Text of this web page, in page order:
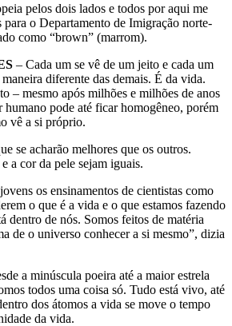
pelos dois lados e todos por aqui me
para o Departamento de Imigração norte-
como “brown” (marrom).
– Cada um se vê de um jeito e cada um
diferente das demais. É da vida.
– mesmo após milhões e milhões de anos
humano pode até ficar homogêneo, porém
vê a si próprio.
se acharão melhores que os outros.
a cor da pele sejam iguais.
os ensinamentos de cientistas como
o que é a vida e o que estamos fazendo
dentro de nós. Somos feitos de matéria
de o universo conhecer a si mesmo”, dizia
a minúscula poeira até a maior estrela
todos uma coisa só. Tudo está vivo, até
dos átomos a vida se move o tempo
da vida.